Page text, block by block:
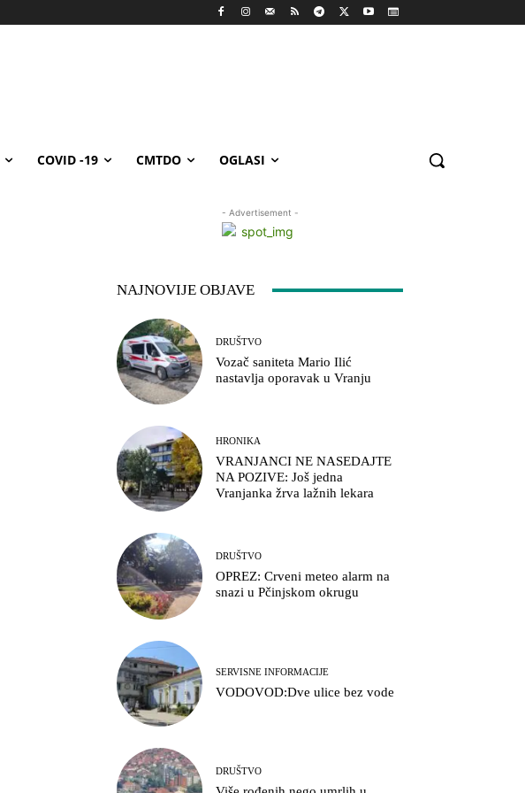
COVID -19 CMTDO OGLASI
- Advertisement -
NAJNOVIJE OBJAVE
DRUŠTVO
Vozač saniteta Mario Ilić
nastavlja oporavak u Vranju
HRONIKA
VRANJANCI NE NASEDAJTE
NA POZIVE: Još jedna
Vranjanka žrva lažnih lekara
DRUŠTVO
OPREZ: Crveni meteo alarm na
snazi u Pčinjskom okrugu
SERVISNE INFORMACIJE
VODOVOD:Dve ulice bez vode
DRUŠTVO